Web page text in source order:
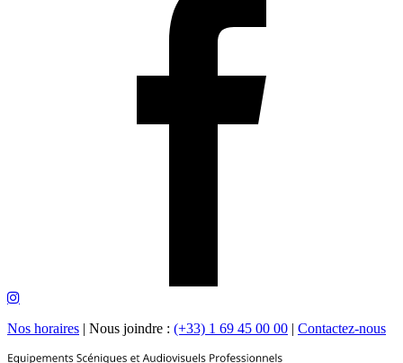
Nos horaires | Nous joindre : (+33) 1 69 45 00 00 | Contactez-nous